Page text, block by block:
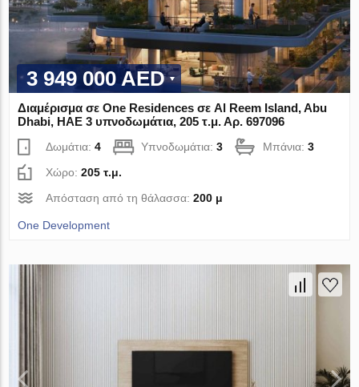
3 949 000 AED
Διαμέρισμα σε One Residences σε Al Reem Island, Abu
Dhabi, ΗΑΕ 3 υπνοδωμάτια, 205 τ.μ. Αρ. 697096
Δωμάτια:4 Υπνοδωμάτια:3 Μπάνια:3
Χώρο:205 τ.μ.
Απόσταση από τη θάλασσα:200 μ
One Development